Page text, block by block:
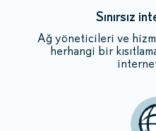
Sınırsız
Ağ yöneticileri ve
herhangi bir